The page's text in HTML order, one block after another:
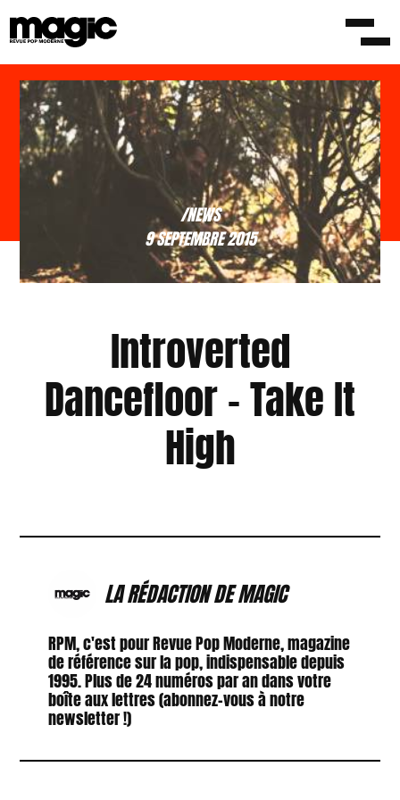
/NEWS
9 SEPTEMBRE 2015
Introverted
Dancefloor – Take It
High
LA RÉDACTION DE MAGIC
RPM, c'est pour Revue Pop Moderne, magazine
de référence sur la pop, indispensable depuis
1995. Plus de 24 numéros par an dans votre
boîte aux lettres (abonnez-vous à notre
newsletter !)